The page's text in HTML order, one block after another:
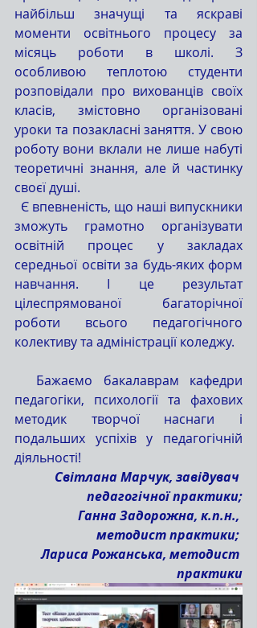
найбільш значущі та яскраві
моменти освітнього процесу за
місяць роботи в школі. З
особливою теплотою студенти
розповідали про вихованців своїх
класів, змістовно організовані
уроки та позакласні заняття. У свою
роботу вони вклали не лише набуті
теоретичні знання, але й частинку
своєї душі.
зможуть грамотно організувати
освітній процес у закладах
середньої освіти за будь-яких форм
навчання. І це результат
цілеспрямованої багаторічної
роботи всього педагогічного
колективу та адміністрації коледжу.
педагогіки, психології та фахових
методик творчої наснаги і
подальших успіхів у педагогічній
діяльності!
Світлана Марчук, завідувач
педагогічної практики;
Ганна Задорожна, к.п.н.,
методист практики;
Лариса Рожанська, методист
практики